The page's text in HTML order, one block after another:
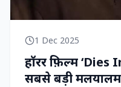
1 Dec 2025
हॉरर फ़िल्म ‘Dies
सबसे बड़ी